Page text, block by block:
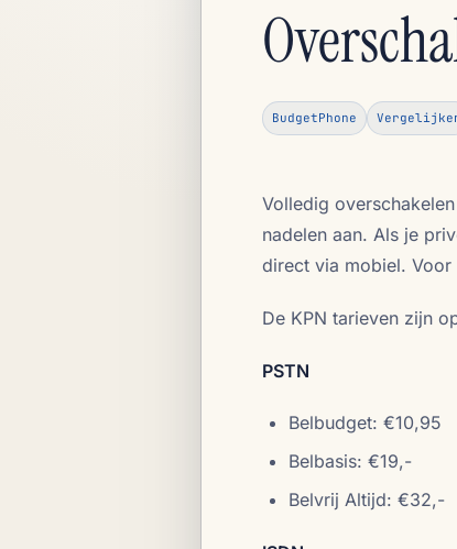
BudgetPhone
Volledig
nadelen aan. Als je
direct via mobiel.
De KPN tarieven zijn
PSTN
Belbudget: €10,95
Belbasis: €19,-
Belvrij Altijd: €32,-